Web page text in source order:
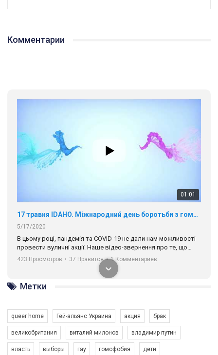
Комментарии
01:01
17 травня IDAHO. Міжнародний день боротьби з гомофобією трансфобією і біфобія.
5/17/2020
В цьому році, пандемія та COVІD-19 не дали нам можливості
провести вуличні акції. Наше відео-звернення про те, що
навіть коли ми у різних містах та не можемо зустрінеться, ми
разом. Ми закликаємо всіх хто поділяє цінності рівності та
солідарності, приєднатися до нас. Регіональні підрозділи
ГАУ є в 16 областях України.
Разом наш голос лунає гучніше!
423 Просмотров • 37 Нравится • 1 Комментариев
Метки
queer home Гей-альянс Украина акция брак
великобритания виталий милонов владимир путин
власть выборы гау гомофобия дети